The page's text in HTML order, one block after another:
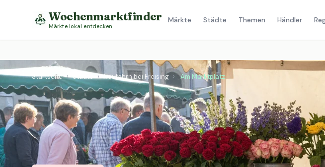
Wochenmarktfinder
Märkte lokal entdecken
Märkte Städte Themen Händler
Startseite › Städte › Neufahrn bei Freising › Am Marktplatz